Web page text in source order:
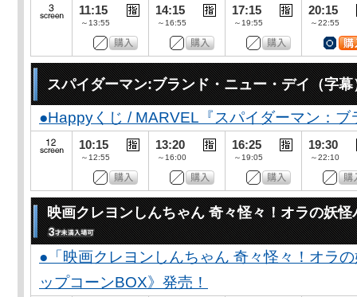
11:15
～13:55
14:15
～16:55
17:15
～19:55
20:15
～22:55
スパイダーマン:ブランド・ニュー・デイ（字幕
●Happyくじ / MARVEL『スパイダーマン：
10:15
～12:55
13:20
～16:00
16:25
～19:05
19:30
～22:10
映画クレヨンしんちゃん 奇々怪々！オラの妖怪
●「映画クレヨンしんちゃん 奇々怪々！オラ
ップコーンBOX》発売！